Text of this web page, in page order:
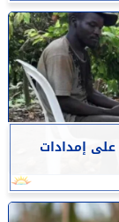
على إمدادات